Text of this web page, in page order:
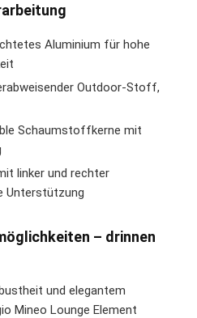
Aluminium für hohe
Outdoor-Stoff,
Schaumstoffkerne mit
linker und rechter
Unterstützung
– drinnen
und elegantem
Mineo Lounge Element